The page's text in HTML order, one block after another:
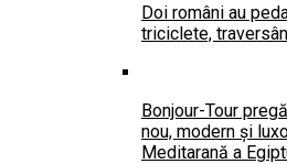
Doi români au
triciclete,
Bonjour-Tour
nou, modern și
Meditarană a